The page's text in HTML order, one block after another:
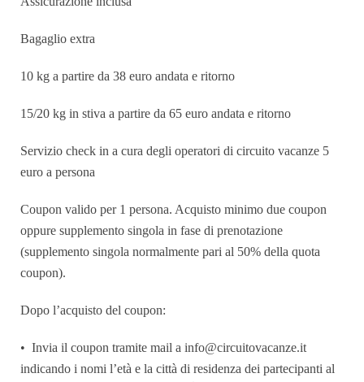
Bagaglio extra
10 kg a partire da 38 euro andata e ritorno
15/20 kg in stiva a partire da 65 euro andata e ritorno
Servizio check in a cura degli operatori di circuito vacanze 5
euro a persona
Coupon valido per 1 persona. Acquisto minimo due coupon
oppure supplemento singola in fase di prenotazione
(supplemento singola normalmente pari al 50% della quota
coupon).
Dopo l’acquisto del coupon:
•⁠ ⁠Invia il coupon tramite mail a info@circuitovacanze.it
indicando i nomi l’età e la città di residenza dei partecipanti al